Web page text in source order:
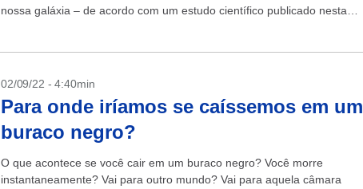
nossa galáxia – de acordo com um estudo científico publicado nesta
02/09/22 - 4:40min
Para onde iríamos se caíssemos em um
buraco negro?
O que acontece se você cair em um buraco negro? Você morre
instantaneamente? Vai para outro mundo? Vai para aquela câmara